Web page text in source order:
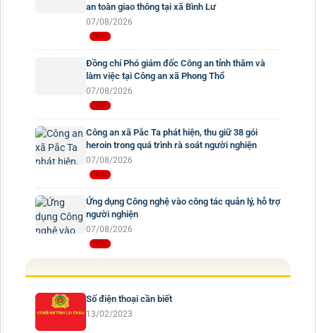
an toàn giao thông tại xã Bình Lư
07/08/2026
Đồng chí Phó giám đốc Công an tỉnh thăm và
làm việc tại Công an xã Phong Thổ
07/08/2026
Công an xã Pắc Ta phát hiện, thu giữ 38 gói
heroin trong quá trình rà soát người nghiện
07/08/2026
Ứng dụng Công nghệ vào công tác quản lý, hỗ trợ
người nghiện
07/08/2026
Số điện thoại cần biết
13/02/2023